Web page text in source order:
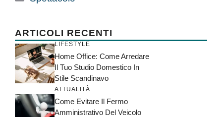
ARTICOLI RECENTI
LIFESTYLE
Home Office: Come Arredare
Il Tuo Studio Domestico In
Stile Scandinavo
ATTUALITÀ
Come Evitare Il Fermo
Amministrativo Del Veicolo